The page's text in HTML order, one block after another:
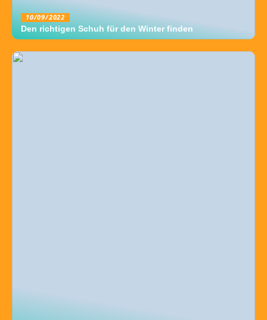
10/09/2022
Den richtigen Schuh für den Winter finden